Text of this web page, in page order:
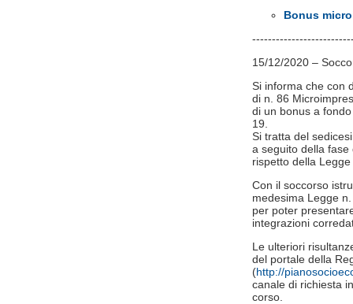
Bonus
15/12/2020 –
Si informa che con
di n. 86
di un bonus a
19.
Si tratta del
a seguito della fase
rispetto della
Con il soccorso
medesima Legge
per poter
integrazioni
Le ulteriori
del portale della
(http://
canale di richiesta
corso.